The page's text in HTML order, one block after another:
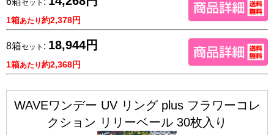
セット
1箱あたり約2,378円
8箱セット : 18,944円
1箱あたり約2,368円
WAVEワンデー UV リング plus フラワーコレ
クション リリーベール 30枚入り